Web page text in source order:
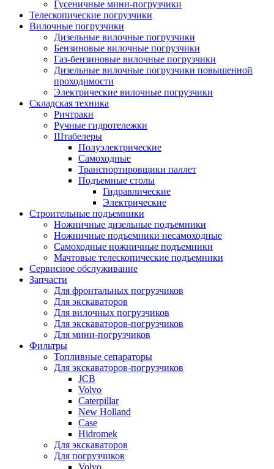
Гусеничные мини-погрузчики
Телескопические погрузчики
Вилочные погрузчики
Дизельные вилочные погрузчики
Бензиновые вилочные погрузчики
Газ-бензиновые вилочные погрузчики
Дизельные вилочные погрузчики повышенной
проходимости
Электрические вилочные погрузчики
Складская техника
Ричтраки
Ручные гидротележки
Штабелеры
Полуэлектрические
Самоходные
Транспортировщики паллет
Подъемные столы
Гидравлические
Электрические
Строительные подъемники
Ножничные дизельные подъемники
Ножничные подъемники несамоходные
Самоходные ножничные подъемники
Мачтовые телескопические подъемники
Сервисное обслуживание
Запчасти
Для фронтальных погрузчиков
Для экскаваторов
Для вилочных погрузчиков
Для экскаваторов-погрузчиков
Для мини-погрузчиков
Фильтры
Топливные сепараторы
Для экскаваторов-погрузчиков
JCB
Volvo
Caterpillar
New Holland
Case
Hidromek
Для экскаваторов
Для погрузчиков
Volvo